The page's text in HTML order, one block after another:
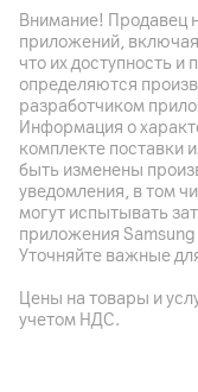
iPhone 17 Pro и
алюминия 7000-й
авиационного
теплопередачу
плато создаёт
компонентов,
Антенны
формируя самую
истории iPhone.
Основная камера
Разрешение камеры
48Мп
Разрешение видео
4K
Оптическая
да
3 модуля: 48 Мп
широкоугольная) +
Внимание! Продавец
приложений,
что их доступность
определяются
разработчиком
Информация о
комплекте поставки
быть изменены
уведомления, в том
могут испытывать
приложения Samsung
Уточняйте важные
Цены на товары и
учетом НДС.